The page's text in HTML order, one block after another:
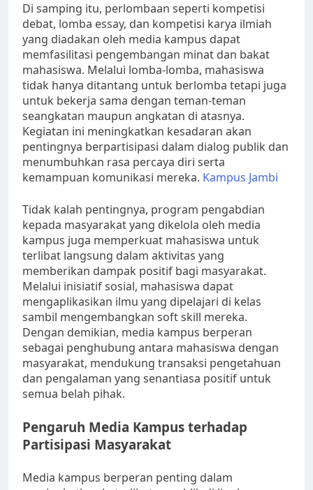
Di samping itu, perlombaan seperti kompetisi
debat, lomba essay, dan kompetisi karya ilmiah
yang diadakan oleh media kampus dapat
memfasilitasi pengembangan minat dan bakat
mahasiswa. Melalui lomba-lomba, mahasiswa
tidak hanya ditantang untuk berlomba tetapi juga
untuk bekerja sama dengan teman-teman
seangkatan maupun angkatan di atasnya.
Kegiatan ini meningkatkan kesadaran akan
pentingnya berpartisipasi dalam dialog publik dan
menumbuhkan rasa percaya diri serta
kemampuan komunikasi mereka. Kampus Jambi
Tidak kalah pentingnya, program pengabdian
kepada masyarakat yang dikelola oleh media
kampus juga memperkuat mahasiswa untuk
terlibat langsung dalam aktivitas yang
memberikan dampak positif bagi masyarakat.
Melalui inisiatif sosial, mahasiswa dapat
mengaplikasikan ilmu yang dipelajari di kelas
sambil mengembangkan soft skill mereka.
Dengan demikian, media kampus berperan
sebagai penghubung antara mahasiswa dengan
masyarakat, mendukung transaksi pengetahuan
dan pengalaman yang senantiasa positif untuk
semua belah pihak.
Pengaruh Media Kampus terhadap
Partisipasi Masyarakat
Media kampus berperan penting dalam